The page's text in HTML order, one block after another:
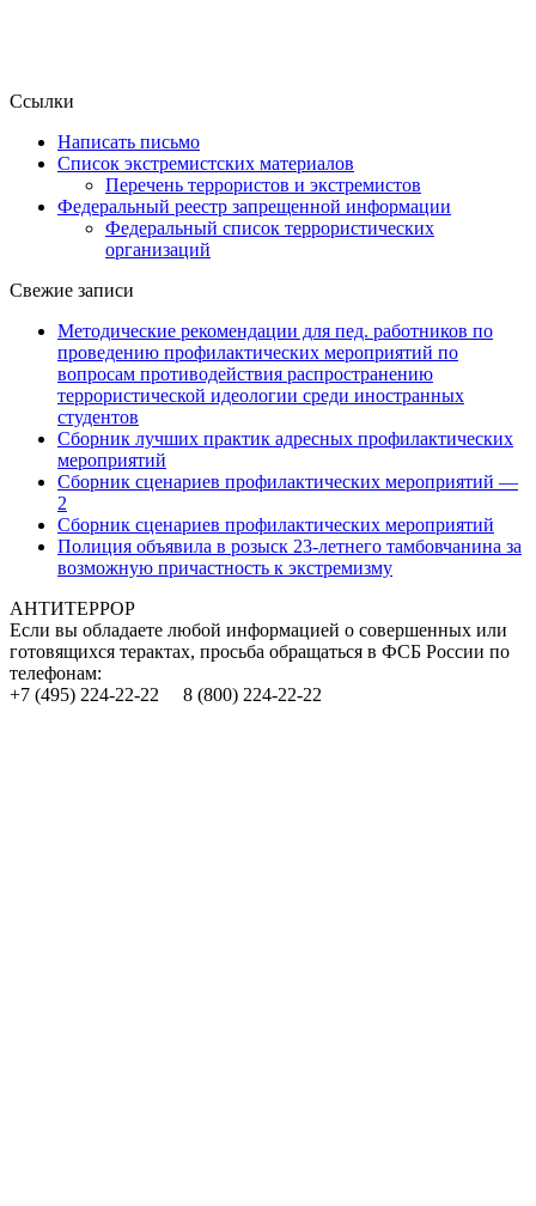
Ссылки
Написать письмо
Список экстремистских материалов
Перечень террористов и экстремистов
Федеральный реестр запрещенной информации
Федеральный список террористических
организаций
Свежие записи
Методические рекомендации для пед. работников по
проведению профилактических мероприятий по
вопросам противодействия распространению
террористической идеологии среди иностранных
студентов
Сборник лучших практик адресных профилактических
мероприятий
Сборник сценариев профилактических мероприятий —
2
Сборник сценариев профилактических мероприятий
Полиция объявила в розыск 23-летнего тамбовчанина за
возможную причастность к экстремизму
АНТИТЕРРОР
Если вы обладаете любой информацией о совершенных или
готовящихся терактах, просьба обращаться в ФСБ России по
телефонам:
+7 (495) 224-22-22 8 (800) 224-22-22